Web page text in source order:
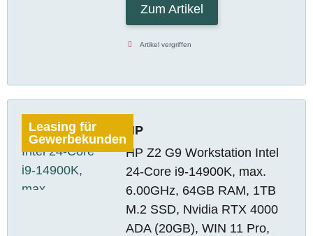
Zum Artikel
Artikel vergriffen
Leasing für
Gewerbekunden
HP
HP Z2 G9 Workstation Intel
24-Core i9-14900K, max.
6.00GHz, 64GB RAM, 1TB
M.2 SSD, Nvidia RTX 4000
ADA (20GB), WIN 11 Pro,